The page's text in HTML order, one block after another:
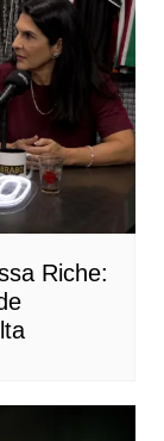
Riche: